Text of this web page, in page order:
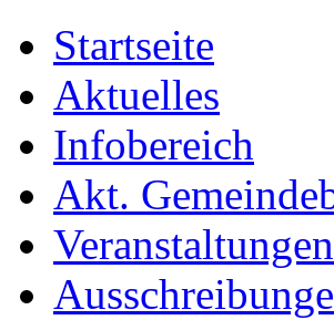
Startseite
Aktuelles
Infobereich
Akt.